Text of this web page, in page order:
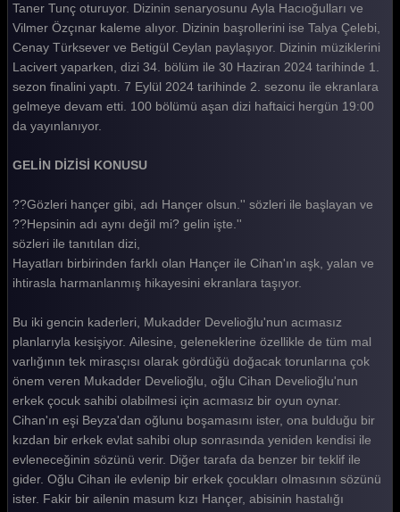
Gelin 159. Bölüm
Gelin 158. Bölüm
Gelin 157. Bölüm
Gelin 156. Bölüm
Gelin 154. Bölüm
Gelin 153. Bölüm
Gelin 152. Bölüm
Gelin 151. Bölüm
Gelin 149. Bölüm
Gelin 148. Bölüm
Gelin 147. Bölüm
Gelin 146. Bölüm
Gelin 145. Bölüm
Gelin 144. Bölüm
Taner Tunç oturuyor. Dizinin senaryosunu Ayla Hacıoğulları ve
Vilmer Özçınar kaleme alıyor. Dizinin başrollerini ise Talya Çelebi,
Cenay Türksever ve Betigül Ceylan paylaşıyor. Dizinin müziklerini
Lacivert yaparken, dizi 34. bölüm ile 30 Haziran 2024 tarihinde 1.
sezon finalini yaptı. 7 Eylül 2024 tarihinde 2. sezonu ile ekranlara
gelmeye devam etti. 100 bölümü aşan dizi haftaici hergün 19:00
da yayınlanıyor.
GELİN DİZİSİ KONUSU
??Gözleri hançer gibi, adı Hançer olsun.'' sözleri ile başlayan ve
??Hepsinin adı aynı değil mi? gelin işte.''
sözleri ile tanıtılan dizi,
Hayatları birbirinden farklı olan Hançer ile Cihan'ın aşk, yalan ve
ihtirasla harmanlanmış hikayesini ekranlara taşıyor.
Bu iki gencin kaderleri, Mukadder Develioğlu'nun acımasız
planlarıyla kesişiyor. Ailesine, geleneklerine özellikle de tüm mal
varlığının tek mirasçısı olarak gördüğü doğacak torunlarına çok
önem veren Mukadder Develioğlu, oğlu Cihan Develioğlu'nun
erkek çocuk sahibi olabilmesi için acımasız bir oyun oynar.
Cihan'ın eşi Beyza'dan oğlunu boşamasını ister, ona bulduğu bir
kızdan bir erkek evlat sahibi olup sonrasında yeniden kendisi ile
evleneceğinin sözünü verir. Diğer tarafa da benzer bir teklif ile
gider. Oğlu Cihan ile evlenip bir erkek çocukları olmasının sözünü
ister. Fakir bir ailenin masum kızı Hançer, abisinin hastalığı